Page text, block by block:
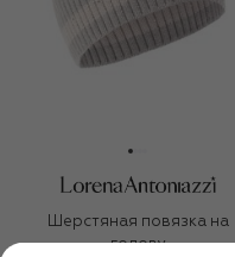
Шерстяная повязка на
голову